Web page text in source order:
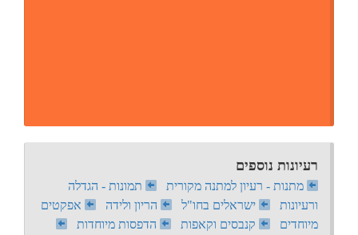
רעיונות נוספים
מתנות - רעיון למתנה מקורית
תמונות - הגדלה
ורעיונות
ישראלים בחו"ל הריון ולידה
אפקטים
מיוחדים
קנבסים וקאפות
הדפסות מיוחדות